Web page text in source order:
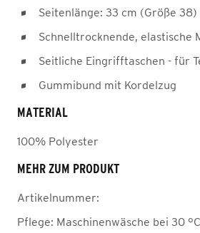
Seitenlänge: 33 cm (Größe 38)
Schnelltrocknende, elastische
Seitliche Eingrifftaschen - für
Gummibund mit Kordelzug
MATERIAL
100% Polyester
MEHR ZUM PRODUKT
Artikelnummer:
Pflege: Maschinenwäsche bei 30